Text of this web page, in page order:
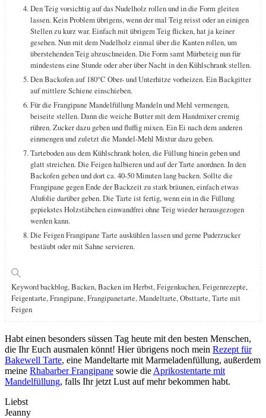
Den Teig vorsichtig auf das Nudelholz rollen und in die Form gleiten
lassen. Kein Problem übrigens, wenn der mal Teig reisst oder an einigen
Stellen zu kurz war. Einfach mit übrigem Teig flicken, hat ja keiner
gesehen. Nun mit dem Nudelholz einmal über die Kanten rollen, um
überstehenden Teig abzuschneiden. Die Form samt Mürbeteig nun für
mindestens eine Stunde oder aber über Nacht in den Kühlschrank stellen.
Den Backofen auf 180°C Ober- und Unterhitze vorheizen. Ein Backgitter
auf mittlere Schiene einschieben.
Für die Frangipane Mandelfüllung Mandeln und Mehl vermengen,
beiseite stellen. Dann die weiche Butter mit dem Handmixer cremig
rühren. Zucker dazu geben und fluffig mixen. Ein Ei nach dem anderen
einmengen und zuletzt die Mandel-Mehl Mixtur dazu geben.
Tarteboden aus dem Kühlschrank holen, die Füllung hinein geben und
glatt streichen. Die Feigen halbieren und auf der Tarte anordnen. In den
Backofen geben und dort ca. 40-50 Minuten lang backen. Sollte die
Frangipane gegen Ende der Backzeit zu stark bräunen, einfach etwas
Alufolie darüber geben. Die Tarte ist fertig, wenn ein in die Füllung
gepiekstes Holzstäbchen einwandfrei ohne Teig wieder herausgezogen
werden kann.
Die Feigen Frangipane Tarte auskühlen lassen und gerne Puderzucker
bestäubt oder mit Sahne servieren.
Keywordbackblog, Backen, Backen im Herbst, Feigenkuchen, Feigenrezepte,
Feigentarte, Frangipane, Frangipanetarte, Mandeltarte, Obsttarte, Tarte mit
Feigen
Habt einen besonders süssen Tag heute mit den besten Menschen,
die Ihr Euch ausmalen könnt! Hier übrigens noch mein Rezept für
Bakewell Tarte, eine Mandeltarte mit Marmeladenfüllung, außerdem
meine Rhabarber Frangipane sowie die Aprikostentarte mit
Mandelfüllung, falls Ihr jetzt Lust auf mehr bekommen habt.
Liebst
Jeanny